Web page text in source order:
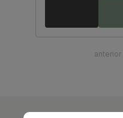
anterior